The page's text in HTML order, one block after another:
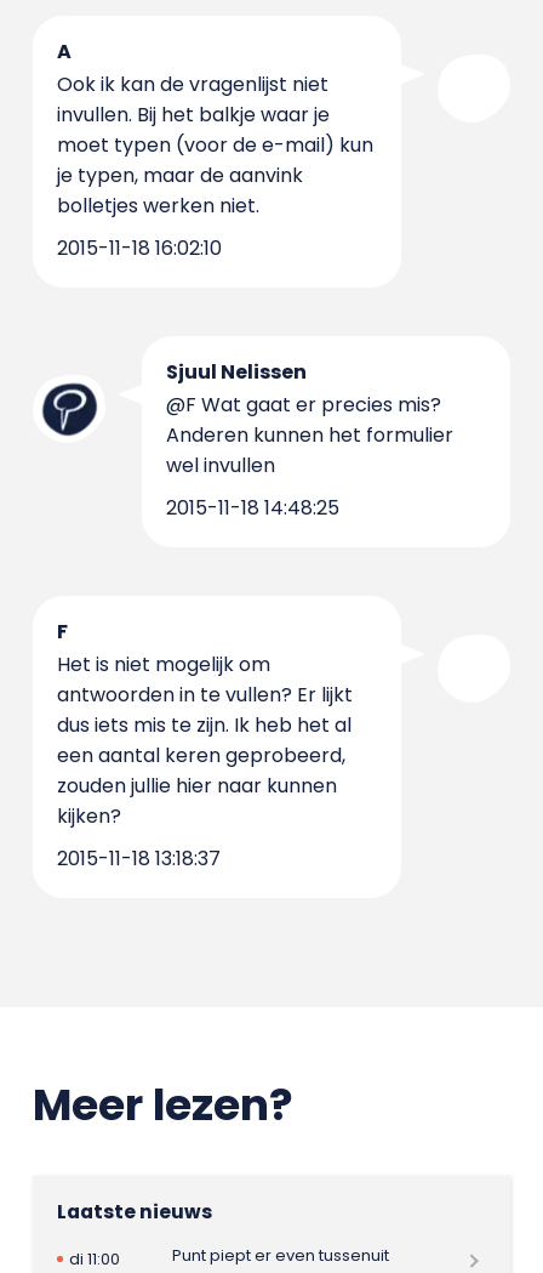
A
Ook ik kan de vragenlijst niet
invullen. Bij het balkje waar je
moet typen (voor de e-mail) kun
je typen, maar de aanvink
bolletjes werken niet.
2015-11-18 16:02:10
Sjuul Nelissen
@F Wat gaat er precies mis?
Anderen kunnen het formulier
wel invullen
2015-11-18 14:48:25
F
Het is niet mogelijk om
antwoorden in te vullen? Er lijkt
dus iets mis te zijn. Ik heb het al
een aantal keren geprobeerd,
zouden jullie hier naar kunnen
kijken?
2015-11-18 13:18:37
Meer lezen?
Laatste nieuws
di 11:00
Punt piept er even tussenuit